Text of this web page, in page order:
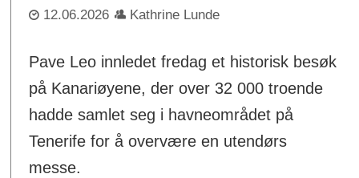
12.06.2026 Kathrine Lunde
Pave Leo innledet fredag et historisk besøk
på Kanariøyene, der over 32 000 troende
hadde samlet seg i havneområdet på
Tenerife for å overvære en utendørs
messe.